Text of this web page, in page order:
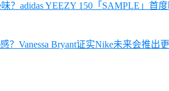
？adidas YEEZY 150「SAMPLE」首度
？Vanessa Bryant证实Nike未来会推出